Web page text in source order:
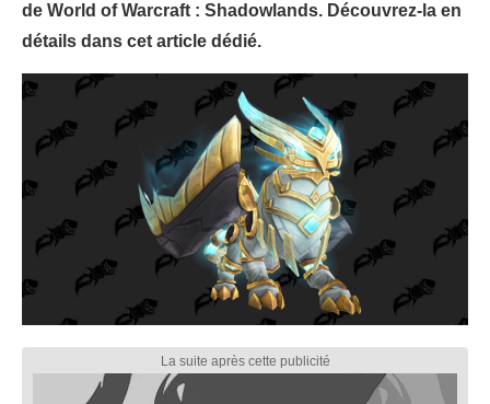
de World of Warcraft : Shadowlands. Découvrez-la en
détails dans cet article dédié.